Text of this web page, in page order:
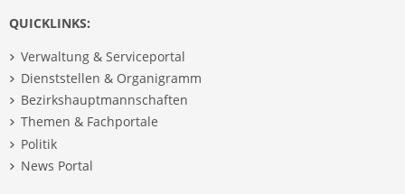
QUICKLINKS:
Verwaltung & Serviceportal
Dienststellen & Organigramm
Bezirkshauptmannschaften
Themen & Fachportale
Politik
News Portal